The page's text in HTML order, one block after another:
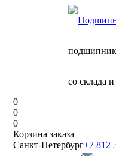
со склада и
0
0
0
Корзина заказа
Санкт-Петербург+7 812